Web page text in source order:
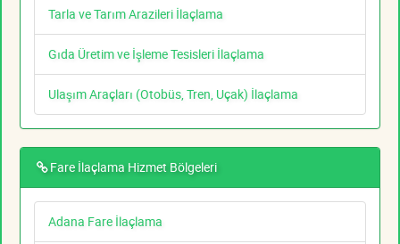
Tarla ve Tarım Arazileri İlaçlama
Gıda Üretim ve İşleme Tesisleri İlaçlama
Ulaşım Araçları (Otobüs, Tren, Uçak) İlaçlama
Fare İlaçlama Hizmet Bölgeleri
Adana Fare İlaçlama